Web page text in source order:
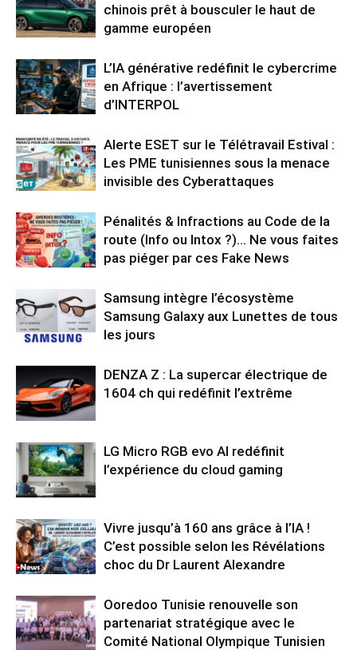
chinois prêt à bousculer le haut de
gamme européen
L’IA générative redéfinit le cybercrime
en Afrique : l’avertissement
d’INTERPOL
Alerte ESET sur le Télétravail Estival :
Les PME tunisiennes sous la menace
invisible des Cyberattaques
Pénalités & Infractions au Code de la
route (Info ou Intox ?)… Ne vous faites
pas piéger par ces Fake News
Samsung intègre l’écosystème
Samsung Galaxy aux Lunettes de tous
les jours
DENZA Z : La supercar électrique de
1604 ch qui redéfinit l’extrême
LG Micro RGB evo AI redéfinit
l’expérience du cloud gaming
Vivre jusqu’à 160 ans grâce à l’IA !
C’est possible selon les Révélations
choc du Dr Laurent Alexandre
Ooredoo Tunisie renouvelle son
partenariat stratégique avec le
Comité National Olympique Tunisien